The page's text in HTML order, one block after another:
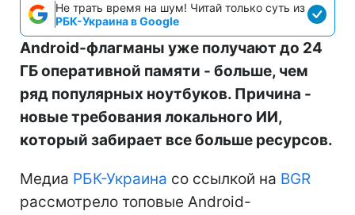
Не трать время на шум! Читай только суть из
РБК-Украина в Google
Android-флагманы уже получают до 24
ГБ оперативной памяти - больше, чем
ряд популярных ноутбуков. Причина -
новые требования локального ИИ,
который забирает все больше ресурсов.
Медиа РБК-Украина со ссылкой на BGR
рассмотрело топовые Android-